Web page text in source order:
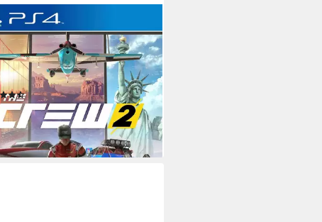
Crew 2
4 Plattform
Jahren USK-Freigabe
Publisher
(188)
€
- in 2-3 Werktagen bei dir